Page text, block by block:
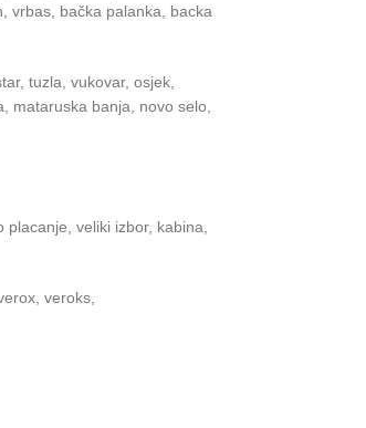
vrbas, bačka palanka, backa
tuzla, vukovar, osjek,
mataruska banja, novo selo,
veliki izbor, kabina,
veroks,